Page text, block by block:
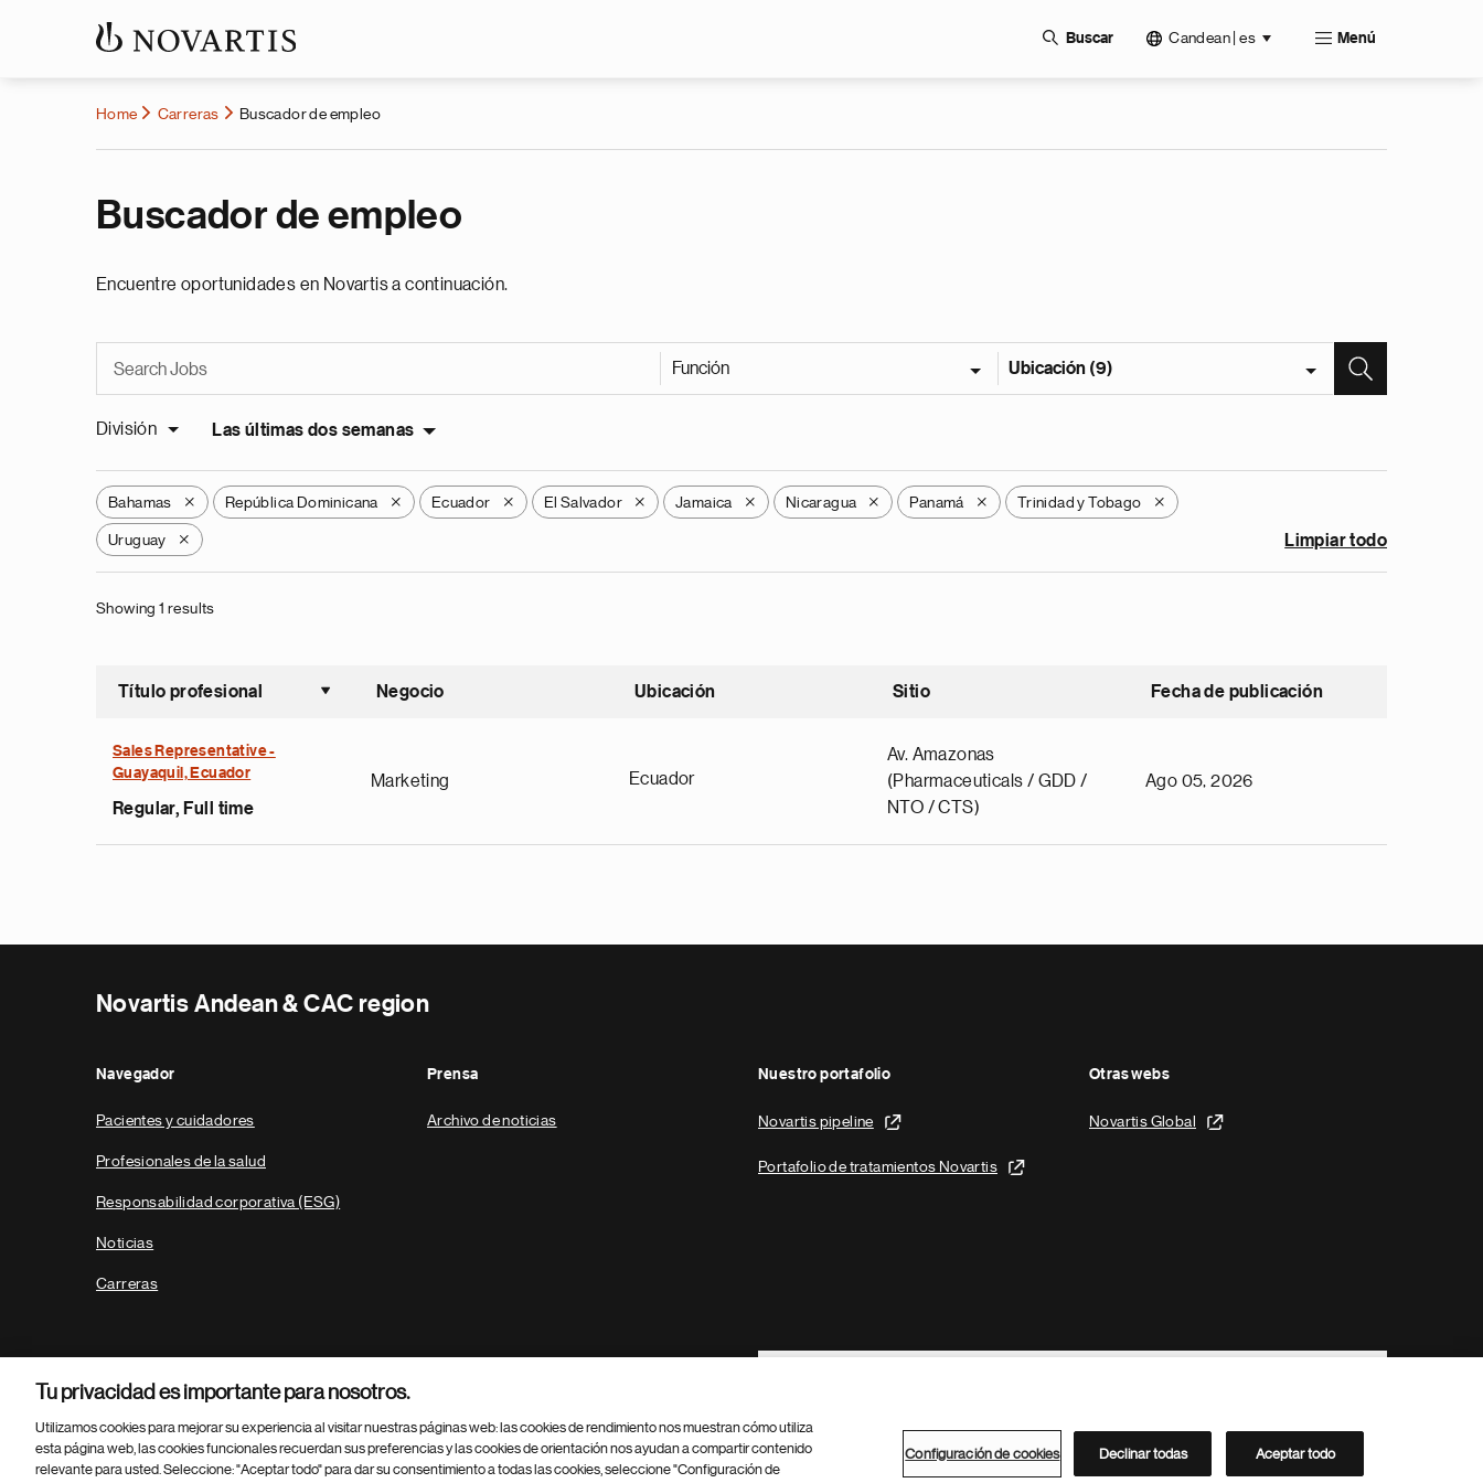
Buscar Candean | es Menú
Home Carreras Buscador de empleo
Buscador de empleo
Encuentre oportunidades en Novartis a continuación.
Función Ubicación (9)
División Las últimas dos semanas
Bahamas X República Dominicana X Ecuador X El Salvador X Jamaica X Nicaragua X Panamá X Trinidad y Tobago X
Uruguay X Limpiar todo
Showing 1 results
Título profesional
Ordenar ascendente
Negocio Ubicación Sitio Fecha de publicación
Sales Representative -
Guayaquil, Ecuador
Regular, Full time
Marketing Ecuador
Av. Amazonas
(Pharmaceuticals / GDD /
NTO / CTS)
Ago 05, 2026
Novartis Andean & CAC region
Navegador
Pacientes y cuidadores
Profesionales de la salud
Responsabilidad corporativa (ESG)
Noticias
Carreras
Prensa
Archivo de noticias
Nuestro portafolio
Novartis pipeline
Portafolio de tratamientos Novartis
Otras webs
Novartis Global
Footer Site Search
Parte
© 2026 Novartis AG Directorio de Novartis
Tu privacidad es importante para nosotros.
Utilizamos cookies para mejorar su experiencia al visitar nuestras páginas web: las cookies de rendimiento nos muestran cómo utiliza
esta página web, las cookies funcionales recuerdan sus preferencias y las cookies de orientación nos ayudan a compartir contenido
relevante para usted. Seleccione: "Aceptar todo" para dar su consentimiento a todas las cookies, seleccione "Configuración de
Configuración de cookies Declinar todas Aceptar todo